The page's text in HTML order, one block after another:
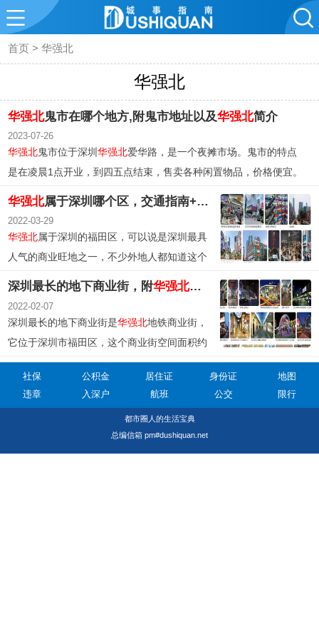
首页 >华强北
华强北
华强北鬼市在哪个地方,附鬼市地址以及华强北简介
2023-07-26
华强北鬼市位于深圳华强北爱华路，是一个夜摊市场。鬼市的特点
是在凌晨1点开业，到四五点结束，售卖各种闲置物品，价格便宜。
华强北是深圳的标
志之一，拥有多个电子专业市场和各种业态商场，是一个综合性商
圈。前往华强北可以乘坐观光巴士、地铁或公交。
华强北属于深圳哪个区，交通指南+华强北购物攻略
2022-03-29
华强北属于深圳的福田区，可以说是深圳最具
人气的商业旺地之一，不少外地人都知道这个
地方。其前身是生产电子、通讯、电器产品为
场。
深圳最长的地下商业街，附华强北介绍及景点
2022-02-07
深圳最长的地下商业街是华强北地铁商业街，
它位于深圳市福田区，这个商业街空间面积约
2万平米，全长差不多一公里，而且交通很方
便，有19个地铁口连着。
社保 公积金 居住证 身份证
地图
违章
入深户 航班 公交 限行
都市圈人的生活宝典
总编信箱 pm#dushiquan.net